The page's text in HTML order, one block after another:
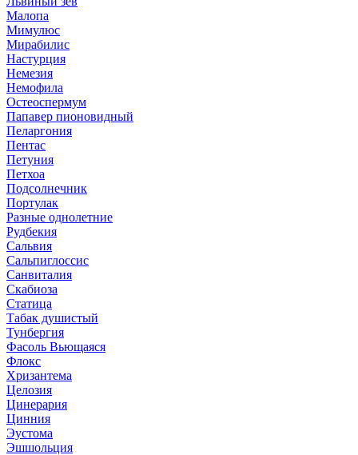
Малопа
Мимулюс
Мирабилис
Настурция
Немезия
Немофила
Остеоспермум
Папавер пионовидный
Пеларгония
Пентас
Петуния
Петхоа
Подсолнечник
Портулак
Разные однолетние
Рудбекия
Сальвия
Сальпиглоссис
Санвиталия
Скабиоза
Статица
Табак душистый
Тунбергия
Фасоль Вьющаяся
Флокс
Хризантема
Целозия
Цинерария
Цинния
Эустома
Эшшольция